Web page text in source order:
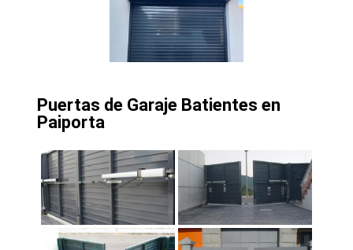
Puertas de Garaje Batientes en
Paiporta